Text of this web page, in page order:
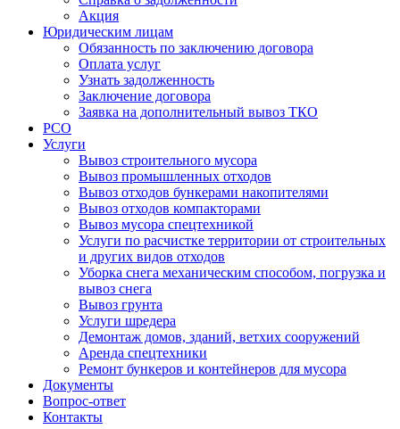
Акция
Юридическим лицам
Обязанность по заключению договора
Оплата услуг
Узнать задолженность
Заключение договора
Заявка на дополнительный вывоз ТКО
РСО
Услуги
Вывоз строительного мусора
Вывоз промышленных отходов
Вывоз отходов бункерами накопителями
Вывоз отходов компакторами
Вывоз мусора спецтехникой
Услуги по расчистке территории от строительных
и других видов отходов
Уборка снега механическим способом, погрузка и
вывоз снега
Вывоз грунта
Услуги шредера
Демонтаж домов, зданий, ветхих сооружений
Аренда спецтехники
Ремонт бункеров и контейнеров для мусора
Документы
Вопрос-ответ
Контакты